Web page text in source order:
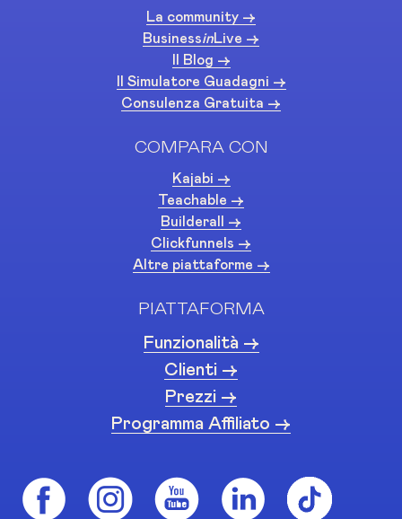
La community ->
BusinessinLive ->
Il Blog ->
Il Simulatore Guadagni ->
Consulenza Gratuita ->
COMPARA CON
Kajabi ->
Teachable ->
Builderall ->
Clickfunnels ->
Altre piattaforme ->
PIATTAFORMA
Funzionalità ->
Clienti ->
Prezzi ->
Programma Affiliato ->